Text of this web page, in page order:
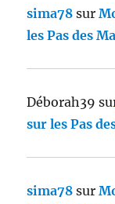
sima78 sur
les Pas des
Déborah39
sur les Pas
sima78 sur